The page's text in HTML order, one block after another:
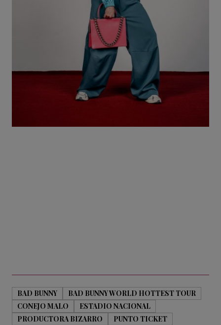
BAD BUNNY
BAD BUNNY WORLD HOTTEST TOUR
CONEJO MALO
ESTADIO NACIONAL
PRODUCTORA BIZARRO
PUNTO TICKET